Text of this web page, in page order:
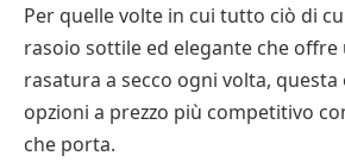
Per quelle volte in cui tutto ciò di
rasoio sottile ed elegante che
rasatura a secco ogni volta, questa
opzioni a prezzo più competitivo
che porta.